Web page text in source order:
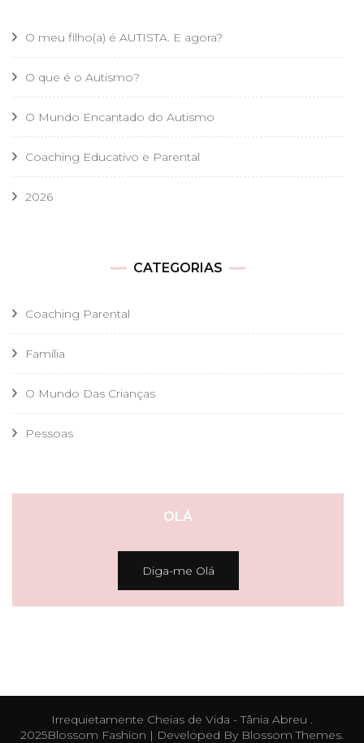
O meu filho(a) é AUTISTA. E agora?
O que é o Autismo?
O Mundo Encantado do Autismo
Coaching Educativo e Parental
2026
CATEGORIAS
Coaching Parental
Família
O Mundo Das Crianças
Pessoas
OLÁ
Diga-me Olá
Irrequietamente Cheias de Vida - Tânia Abreu .
2025Blossom Fashion | Developed By Blossom Themes.